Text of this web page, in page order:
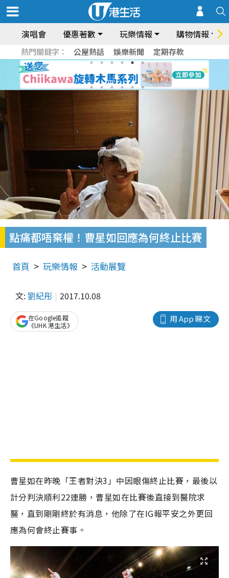
演唱會 優惠著數 玩樂情報 購物情報
熱門關鍵字： 公屋熱話 娛樂新聞 定期存款
點痛都唔棄權！曹星如回應為何終止比賽
首頁 玩樂情報 活動展覽
文: 劉紀彤 2017.10.08
用 App 睇文
在Google追蹤
《UHK 港生活》
曹星如在昨晚「王者對決3」中因眼傷終止比賽，最後以
計分判決順利22連勝，曹星如在比賽後直接到醫院求
醫，直到剛剛終於有消息，他除了在IG報平安之外更回
應為何會終止賽事。